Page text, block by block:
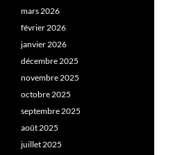
mars 2026
février 2026
janvier 2026
décembre 2025
novembre 2025
octobre 2025
septembre 2025
août 2025
juillet 2025